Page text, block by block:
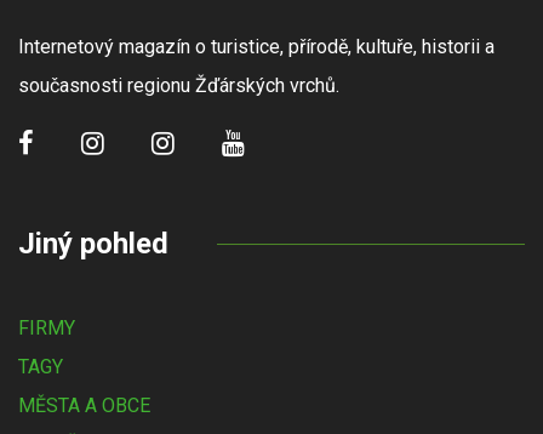
Internetový magazín o turistice, přírodě, kultuře, historii a
současnosti regionu Žďárských vrchů.
Jiný pohled
FIRMY
TAGY
MĚSTA A OBCE